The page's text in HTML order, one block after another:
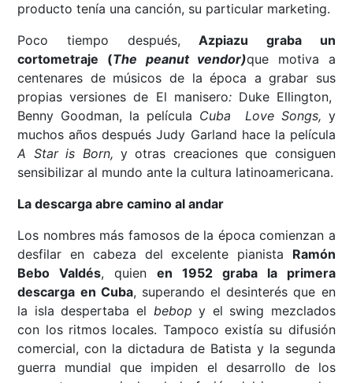
producto tenía una canción, su particular marketing.
Poco tiempo después,Azpiazu graba un
cortometraje (The peanut vendor)que motiva a
centenares de músicos de la época a grabar sus
propias versiones de El manisero:Duke Ellington,
Benny Goodman, la película Cuba Love Songs, y
muchos años después Judy Garland hace la película
A Star is Born, y otras creaciones que consiguen
sensibilizar al mundo ante la cultura latinoamericana.
La descarga abre camino al andar
Los nombres más famosos de la época comienzan a
desfilar en cabeza del excelente pianista Ramón
Bebo Valdés, quienen 1952 graba la primera
descarga en Cuba, superando el desinterés que en
la isla despertaba el bebop y el swing mezclados
con los ritmos locales. Tampoco existía su difusión
comercial, con la dictadura de Batista y la segunda
guerra mundial que impiden el desarrollo de los